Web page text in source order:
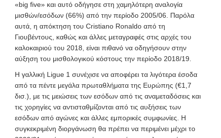
«big five» και αυτό οδήγησε στη χαμηλότερη αναλογία
μισθών/εσόδων (66%) από την περίοδο 2005/06. Παρόλα
αυτά, η απόκτηση του Cristiano Ronaldo από τη
Γιουβέντους, καθώς και άλλες μεταγραφές στις αρχές του
καλοκαιριού του 2018, είναι πιθανό να οδηγήσουν στην
αύξηση του μισθολογικού κόστους την περίοδο 2018/19.
Η γαλλική Ligue 1 συνέχισε να αποφέρει τα λιγότερα έσοδα
από τα πέντε μεγάλα πρωταθλήματα της Ευρώπης (€1,7
δισ.), με τις μειώσεις των εσόδων από τις αναμεταδόσεις και
τις χορηγίες να αντισταθμίζονται από τις αυξήσεις των
εσόδων από αγώνες και άλλες εμπορικές συμφωνίες. Η
συγκεκριμένη διοργάνωση θα πρέπει να περιμένει μέχρι το